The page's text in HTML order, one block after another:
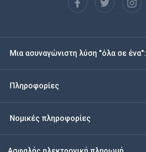
Español
Deutsch
Italiano
Μια ασυναγώνιστη λύση "όλα σε ένα":
Πληροφορίες
Νομικές πληροφορίες